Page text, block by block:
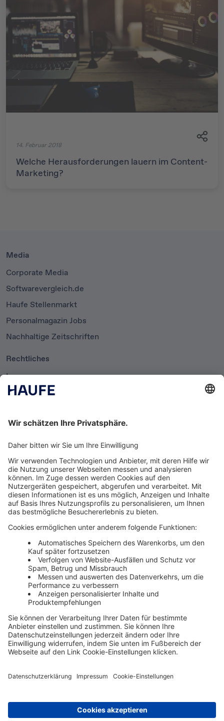
14. Februar 2018
Welche Herausforderungen lauern im Content-
Marketing?
Media
Corporate Media
Softwarevergleich.de
Haufe Stellenmarkt
Personalmagazin Jobs
Nachhaltige Zeitschriften
Rechtliches
Impressum
Datenschutzerklärung
AGB
Newsletter
Media News
Haufe Media Sales
Alle Werbeformen, Werbeträger und Zielmärkte an einem
Ort. Haufe Media Sales bietet Ihnen einen breiten
Überblick um Werbemaßnahmen unkompliziert zu
buchen und schnell umzusetzen.
Über die Haufe Group